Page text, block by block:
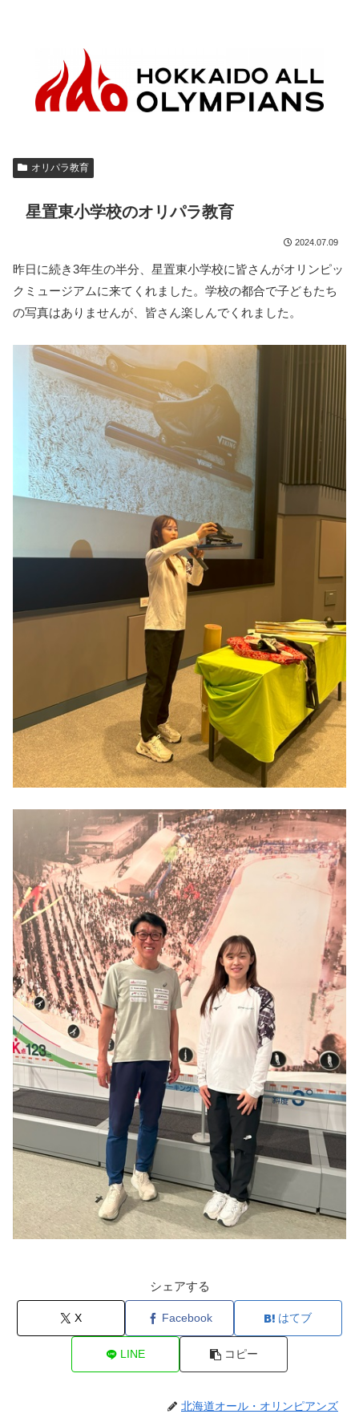
オリパラ教育
星置東小学校のオリパラ教育
2024.07.09
昨日に続き3年生の半分、星置東小学校に皆さんがオリンピッ
クミュージアムに来てくれました。学校の都合で子どもたち
の写真はありませんが、皆さん楽しんでくれました。
シェアする
X Facebook はてブ
LINE コピー
北海道オール・オリンピアンズ